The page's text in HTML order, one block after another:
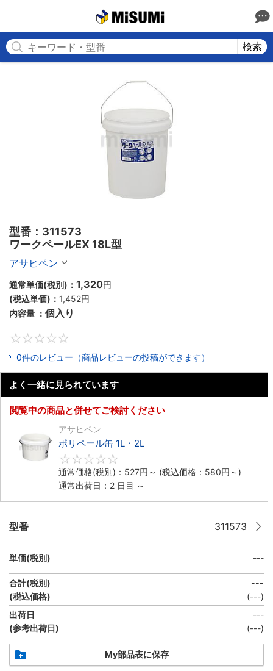
検索
型番：311573
ワークペールEX 18L型
アサヒペン
通常単価(税別)： 1,320円
(税込単価)： 1,452円
内容量 ： 個入り
0件のレビュー（商品レビューの投稿ができます）
よく一緒に見られています
閲覧中の商品と併せてご検討ください
アサヒペン
ポリペール缶 1L・2L
通常価格(税別)： 527円 ～ (税込価格： 580円 ～)
通常出荷日：2 日目 ～
型番 311573
単価(税別) ---
合計(税別)
(税込価格)
---
(---)
出荷日
(参考出荷日)
---
(---)
My部品表に保存